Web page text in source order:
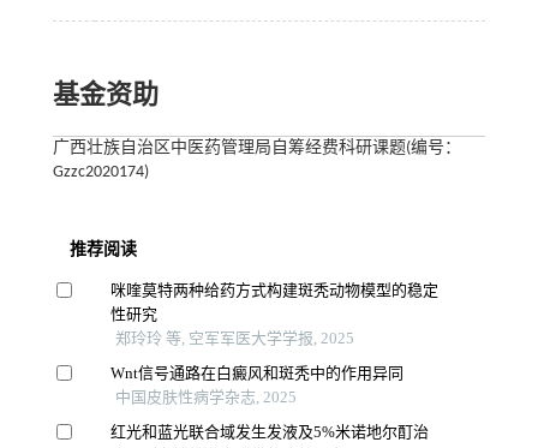
基金资助
广西壮族自治区中医药管理局自筹经费科研课题(编号：
Gzzc2020174)